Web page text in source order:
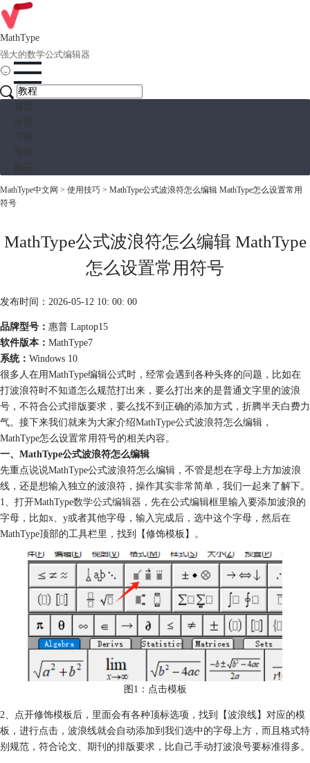
MathType
强大的数学公式编辑器
MathType中文网 > 使用技巧 > MathType公式波浪符怎么编辑 MathType怎么设置常用
符号
MathType公式波浪符怎么编辑 MathType
怎么设置常用符号
发布时间：2026-05-12 10: 00: 00
品牌型号： 惠普 Laptop15
软件版本： MathType7
系统： Windows 10
很多人在用MathType编辑公式时，经常会遇到各种头疼的问题，比如在
打波浪符时不知道怎么规范打出来，要么打出来的是普通文字里的波浪
号，不符合公式排版要求，要么找不到正确的添加方式，折腾半天白费力
气。接下来我们就来为大家介绍MathType公式波浪符怎么编辑，
MathType怎么设置常用符号的相关内容。
一、MathType公式波浪符怎么编辑
先重点说说MathType公式波浪符怎么编辑，不管是想在字母上方加波浪
线，还是想输入独立的波浪符，操作其实非常简单，我们一起来了解下。
1、打开MathType数学公式编辑器 ，先在公式编辑框里输入要添加波浪的
字母，比如x、y或者其他字母，输入完成后，选中这个字母，然后在
MathType顶部的工具栏里，找到【修饰模板】。
图1：点击模板
2、点开修饰模板后，里面会有各种顶标选项，找到【波浪线】对应的模
板，进行点击，波浪线就会自动添加到我们选中的字母上方，而且格式特
别规范，符合论文、期刊的排版要求，比自己手动打波浪号要标准得多。